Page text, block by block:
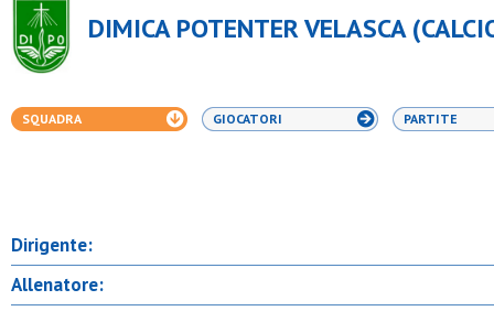
DIMICA POTENTER VELASCA
SQUADRA GIOCATORI PARTITE
Dirigente:
Allenatore: